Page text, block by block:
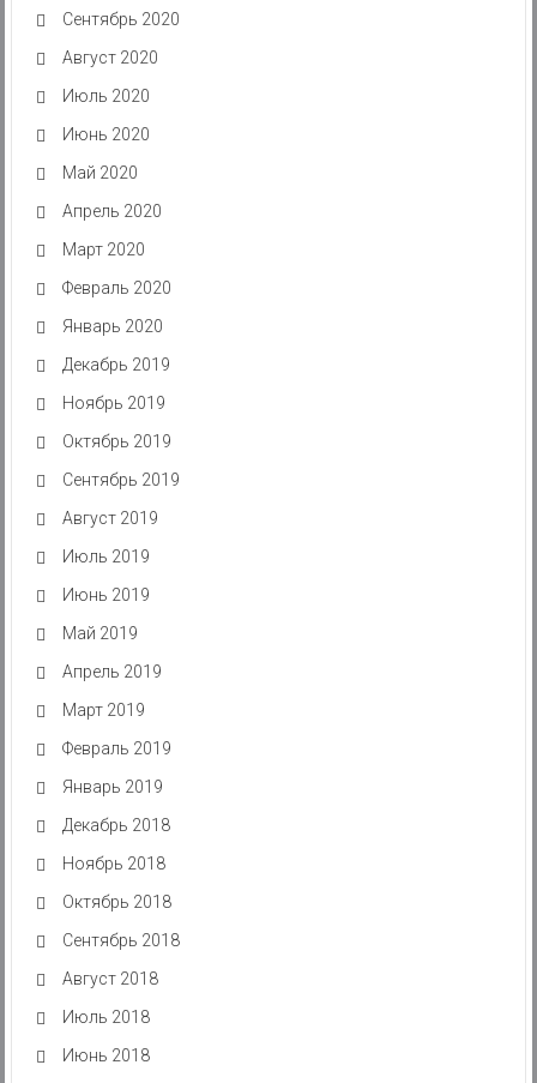
Сентябрь 2020
Август 2020
Июль 2020
Июнь 2020
Май 2020
Апрель 2020
Март 2020
Февраль 2020
Январь 2020
Декабрь 2019
Ноябрь 2019
Октябрь 2019
Сентябрь 2019
Август 2019
Июль 2019
Июнь 2019
Май 2019
Апрель 2019
Март 2019
Февраль 2019
Январь 2019
Декабрь 2018
Ноябрь 2018
Октябрь 2018
Сентябрь 2018
Август 2018
Июль 2018
Июнь 2018